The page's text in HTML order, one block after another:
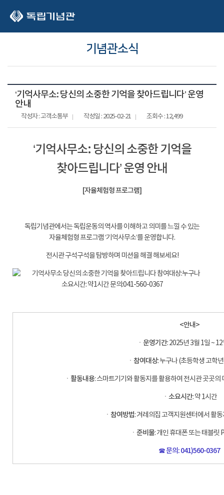
기념관소식
‘기억사무소: 당신의 소중한 기억을 찾아드립니다’ 운영
안내
작성자 : 고객소통부 작성일 : 2025-02-21 조회수 : 12,499
‘기억사무소: 당신의 소중한 기억을
찾아드립니다’ 운영 안내
[자율체험형 프로그램]
독립기념관에서는 독립운동의 역사를 이해하고 의미를 느낄 수 있는
자율체험형 프로그램 ‘기억사무소’를 운영합니다.
전시관 구석구석을 탐방하며 미션을 해결 해보세요!
<안내>
ㆍ운영기간: 2025년 3월 1일 ~
ㆍ 참여대상: 누구나 (초등학생 고학
ㆍ 활동내용: 스마트기기와 활동지를 활용하여 전시관 곳곳
ㆍ 소요시간: 약 1시간
ㆍ 참여방법: 겨레의집 고객지원센터에서 활
ㆍ 준비물: 개인 휴대폰 또는 태블릿
☎ 문의: 041)560-0367